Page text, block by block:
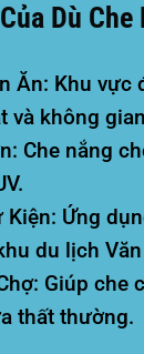
Dù
Ăn: Khu vực
và không
Che nắng
Kiện: Ứng
du lịch
Giúp che
thất thường.